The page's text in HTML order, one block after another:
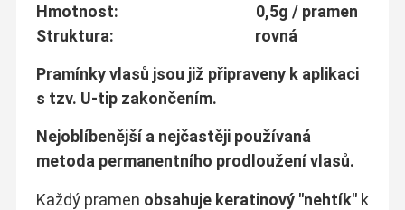
Hmotnost: 0,5g / pramen
Struktura: rovná
Pramínky vlasů jsou již připraveny k aplikaci
s tzv. U-tip zakončením.
Nejoblíbenější a nejčastěji používaná
metoda permanentního prodloužení vlasů.
Každý pramen obsahuje keratinový "nehtík"k